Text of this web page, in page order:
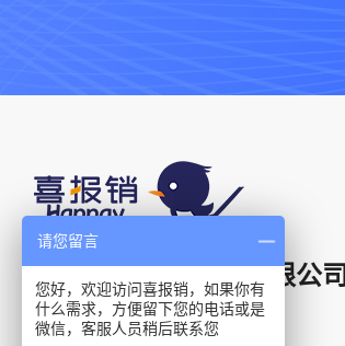
上海星汉信息技术有限公司
请您留言
您好，欢迎访问喜报销，如果你有
什么需求，方便留下您的电话或是
微信，客服人员稍后联系您